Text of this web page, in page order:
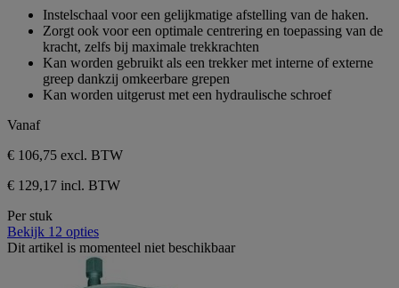
sterren.
Instelschaal voor een gelijkmatige afstelling van de haken.
Zorgt ook voor een optimale centrering en toepassing van de
kracht, zelfs bij maximale trekkrachten
Kan worden gebruikt als een trekker met interne of externe
greep dankzij omkeerbare grepen
Kan worden uitgerust met een hydraulische schroef
Vanaf
€ 106,75 excl. BTW
€ 129,17 incl. BTW
Per stuk
Bekijk 12 opties
Dit artikel is momenteel niet beschikbaar